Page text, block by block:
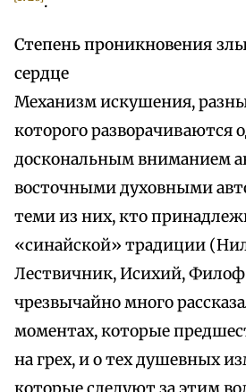
Степень проникновения
сердце
Механизм искушения,
которого разворачиваются
доскональным вниманием
восточными духовными
теми из них, кто
«синайской» традиции
Лествичник, Исихий,
чрезвычайно много
моментах, которые
на грех, и о тех душевных